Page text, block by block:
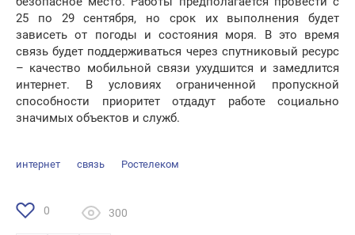
25 по 29 сентября, но срок их выполнения будет
зависеть от погоды и состояния моря. В это время
связь будет поддерживаться через спутниковый ресурс
– качество мобильной связи ухудшится и замедлится
интернет. В условиях ограниченной пропускной
способности приоритет отдадут работе социально
значимых объектов и служб.
интернет связь Ростелеком
0 300